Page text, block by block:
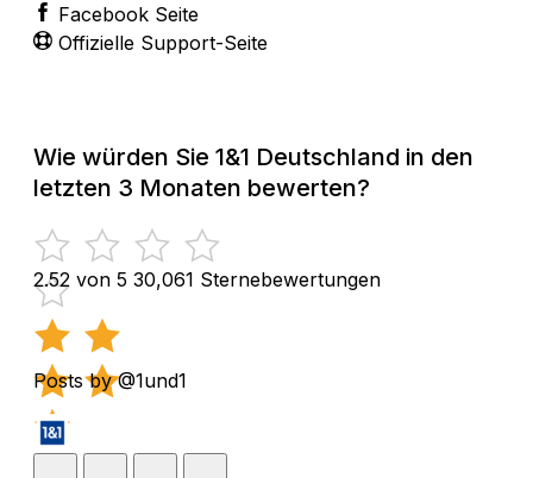
Facebook Seite
Offizielle Support-Seite
Wie würden Sie 1&1 Deutschland in den
letzten 3 Monaten bewerten?
2.52 von 5 30,061 Sternebewertungen
Posts by @1und1